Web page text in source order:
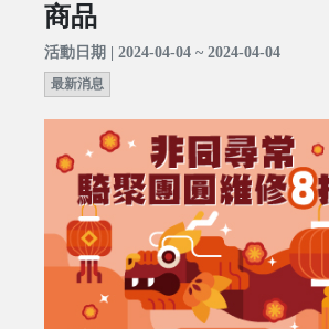
商品
活動日期 | 2024-04-04 ~ 2024-04-04
最新消息